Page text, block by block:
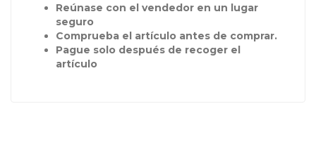
Reúnase con el vendedor en un lugar
seguro
Comprueba el artículo antes de comprar.
Pague solo después de recoger el
artículo